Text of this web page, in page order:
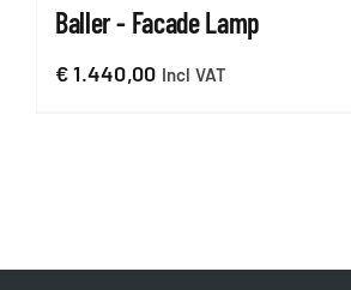
Baller - Facade Lamp
€1.440,00 Incl VAT